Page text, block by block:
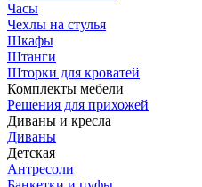
Часы
Чехлы на стулья
Шкафы
Штанги
Шторки для кроватей
Комплекты мебели
Решения для прихожей
Диваны и кресла
Диваны
Детская
Антресоли